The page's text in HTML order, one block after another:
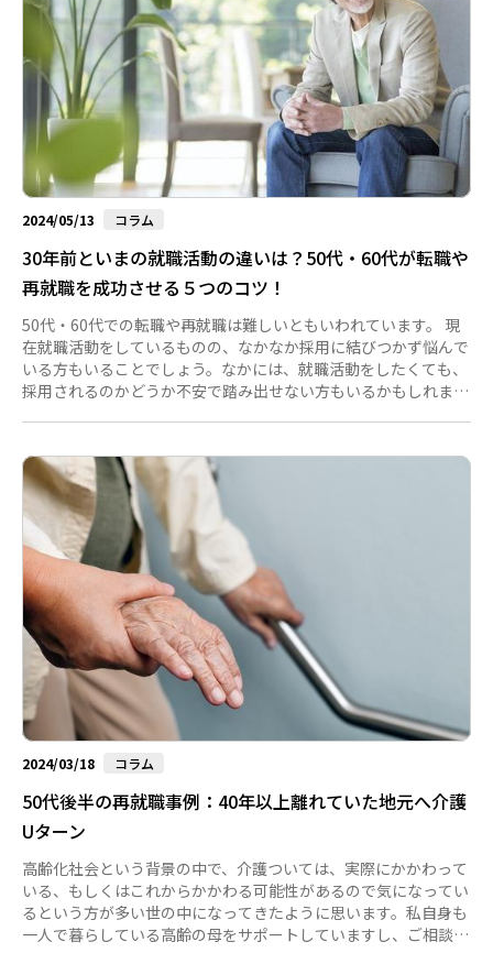
2024/05/13 コラム
30年前といまの就職活動の違いは？50代・60代が転職や
再就職を成功させる５つのコツ！
50代・60代での転職や再就職は難しいともいわれています。 現
在就職活動をしているものの、なかなか採用に結びつかず悩んで
いる方もいることでしょう。なかには、就職活動をしたくても、
採用されるのかどうか不安で踏み出せない方もいるかもしれませ
状や、30年前の就職活動との違い、転職・再就職を成功させるコ
ツなどを解説します。転職や再就職を目指している50代・60代
の方は、ぜひ参考にしてください。 50代・60代の転職の実態 厚
生労働省が公表している「令和４年雇用動向調査結果の概況」に
よ...
2024/03/18 コラム
50代後半の再就職事例：40年以上離れていた地元へ介護
Uターン
高齢化社会という背景の中で、介護ついては、実際にかかわって
いる、もしくはこれからかかわる可能性があるので気になってい
るという方が多い世の中になってきたように思います。私自身も
一人で暮らしている高齢の母をサポートしていますし、ご相談者